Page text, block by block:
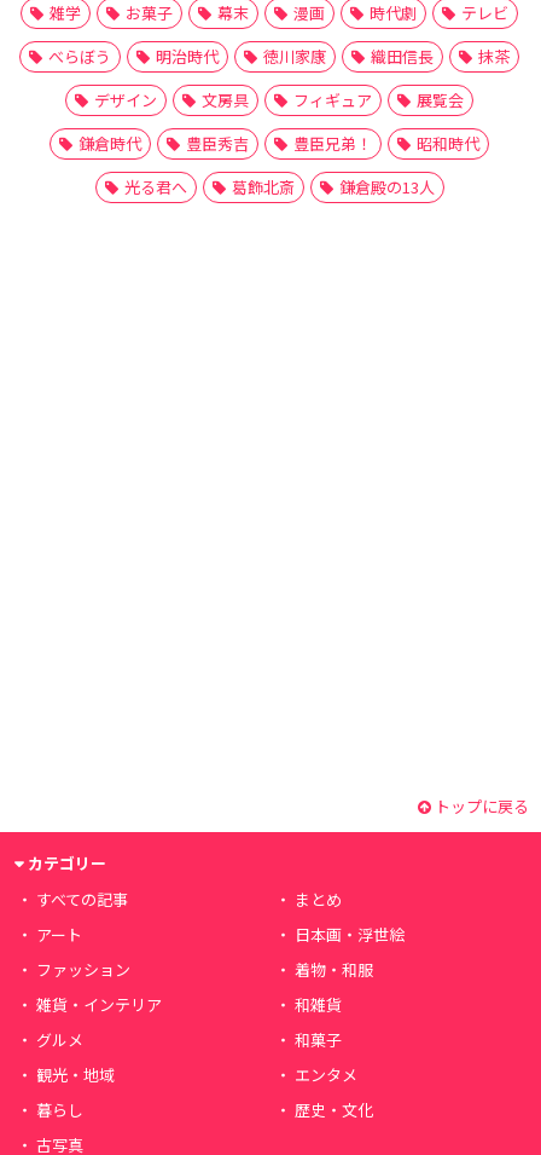
雑学
お菓子 幕末 漫画 時代劇
テレビ
べらぼう
明治時代 徳川家康 織田信長
抹茶
デザイン
文房具 フィギュア
展覧会
鎌倉時代
豊臣秀吉 豊臣兄弟！
昭和時代
光る君へ
葛飾北斎 鎌倉殿の13人
トップに戻る
カテゴリー
すべての記事
まとめ
アート
日本画・浮世絵
ファッション
着物・和服
雑貨・インテリア
和雑貨
グルメ
和菓子
観光・地域
エンタメ
暮らし
歴史・文化
古写真